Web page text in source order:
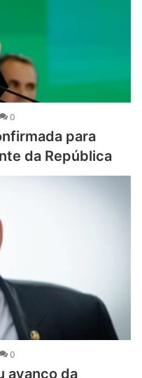
0
para
da República
0
avanço da